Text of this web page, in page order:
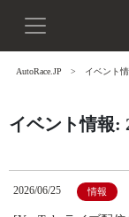
AutoRace.JP イベント
イベント情報:
2026/06/25 情報